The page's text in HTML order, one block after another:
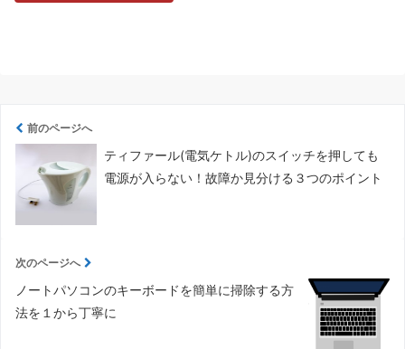
前のページへ
ティファール(電気ケトル)のスイッチを押しても
電源が入らない！故障か見分ける３つのポイント
次のページへ
ノートパソコンのキーボードを簡単に掃除する方
法を１から丁寧に